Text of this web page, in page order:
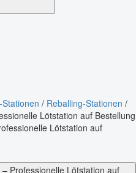
/ Reballing-Stationen /
Lötstation auf Bestellung